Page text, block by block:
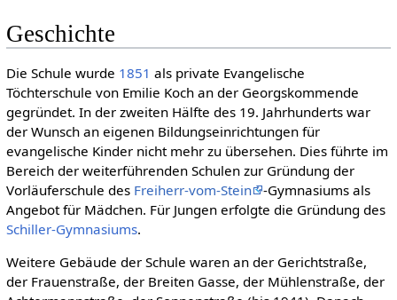
Geschichte
Die Schule wurde 1851 als private Evangelische
Töchterschule von Emilie Koch an der Georgskommende
gegründet. In der zweiten Hälfte des 19. Jahrhunderts war
der Wunsch an eigenen Bildungseinrichtungen für
evangelische Kinder nicht mehr zu übersehen. Dies führte im
Bereich der weiterführenden Schulen zur Gründung der
Vorläuferschule des Freiherr-vom-Stein
-Gymnasiums als
Angebot für Mädchen. Für Jungen erfolgte die Gründung des
Schiller-Gymnasiums.
Weitere Gebäude der Schule waren an der Gerichtstraße,
der Frauenstraße, der Breiten Gasse, der Mühlenstraße, der